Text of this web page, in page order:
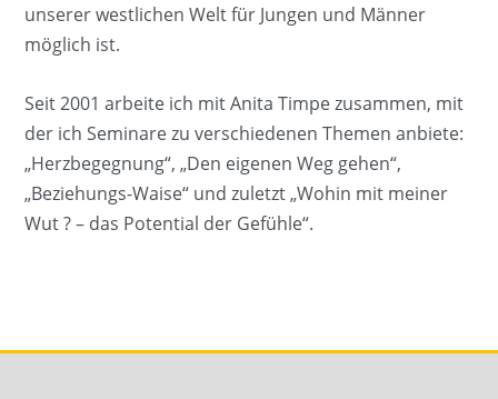
unserer westlichen Welt für Jungen und Männer
möglich ist.
Seit 2001 arbeite ich mit Anita Timpe zusammen, mit
der ich Seminare zu verschiedenen Themen anbiete:
„Herzbegegnung“, „Den eigenen Weg gehen“,
„Beziehungs-Waise“ und zuletzt „Wohin mit meiner
Wut ? – das Potential der Gefühle“.